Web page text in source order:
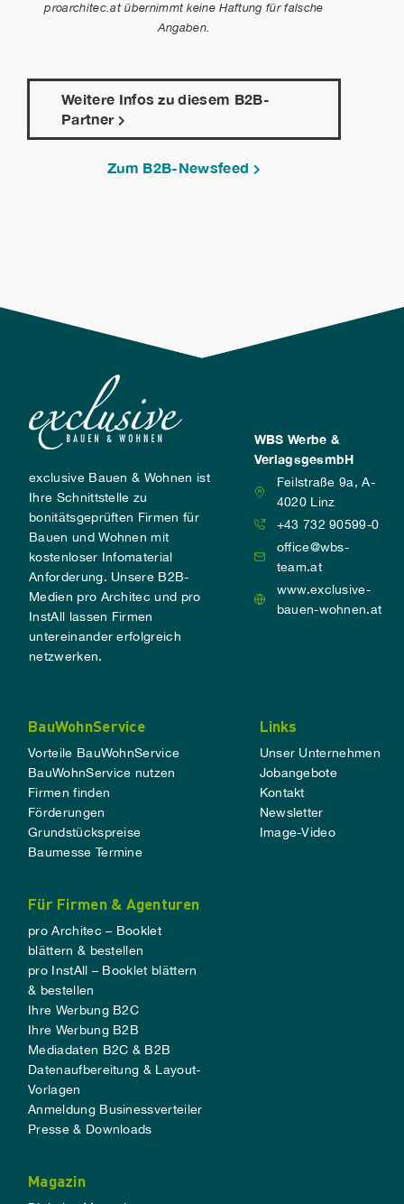
proarchitec.at übernimmt keine Haftung für falsche
Angaben.
Weitere Infos zu diesem B2B-
Partner
Zum B2B-Newsfeed
exclusive Bauen & Wohnen ist
Ihre Schnittstelle zu
bonitätsgeprüften Firmen für
Bauen und Wohnen mit
kostenloser Infomaterial
Anforderung. Unsere B2B-
Medien pro Architec und pro
InstAll lassen Firmen
untereinander erfolgreich
netzwerken.
WBS Werbe &
VerlagsgesmbH
Feilstraße 9a, A-
4020 Linz
+43 732 90599-0
office@wbs-
team.at
www.exclusive-
bauen-wohnen.at
BauWohnService
Vorteile BauWohnService
BauWohnService nutzen
Firmen finden
Förderungen
Grundstückspreise
Baumesse Termine
Links
Unser Unternehmen
Jobangebote
Kontakt
Newsletter
Image-Video
Für Firmen & Agenturen
pro Architec – Booklet
blättern & bestellen
pro InstAll – Booklet blättern
& bestellen
Ihre Werbung B2C
Ihre Werbung B2B
Mediadaten B2C & B2B
Datenaufbereitung & Layout-
Vorlagen
Anmeldung Businessverteiler
Presse & Downloads
Magazin